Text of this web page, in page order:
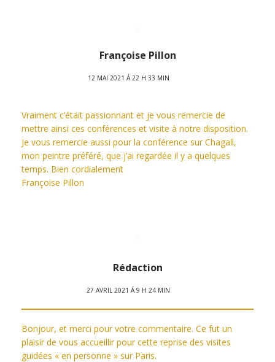
Françoise Pillon
12 MAI 2021 Á 22 H 33 MIN
Vraiment c’était passionnant et je vous remercie de
mettre ainsi ces conférences et visite à notre disposition.
Je vous remercie aussi pour la conférence sur Chagall,
mon peintre préféré, que j’ai regardée il y a quelques
temps. Bien cordialement
Françoise Pillon
Rédaction
27 AVRIL 2021 Á 9 H 24 MIN
Bonjour, et merci pour votre commentaire. Ce fut un
plaisir de vous accueillir pour cette reprise des visites
guidées « en personne » sur Paris.